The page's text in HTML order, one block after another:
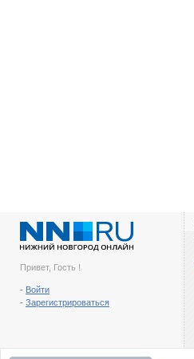
Привет, Гость !
- Войти
- Зарегистрироваться